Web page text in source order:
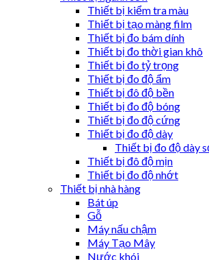
Thiết bị kiểm tra màu
Thiết bị tạo màng film
Thiết bị đo bám dính
Thiết bị đo thời gian khô
Thiết bị đo tỷ trọng
Thiết bị đo độ ẩm
Thiết bị đô độ bền
Thiết bị đo độ bóng
Thiết bị đo độ cứng
Thiết bị đo độ dày
Thiết bị đo độ dày
Thiết bị đô độ mịn
Thiết bị đo độ nhớt
Thiết bị nhà hàng
Bát úp
Gỗ
Máy nấu chậm
Máy Tạo Mây
Nước khói